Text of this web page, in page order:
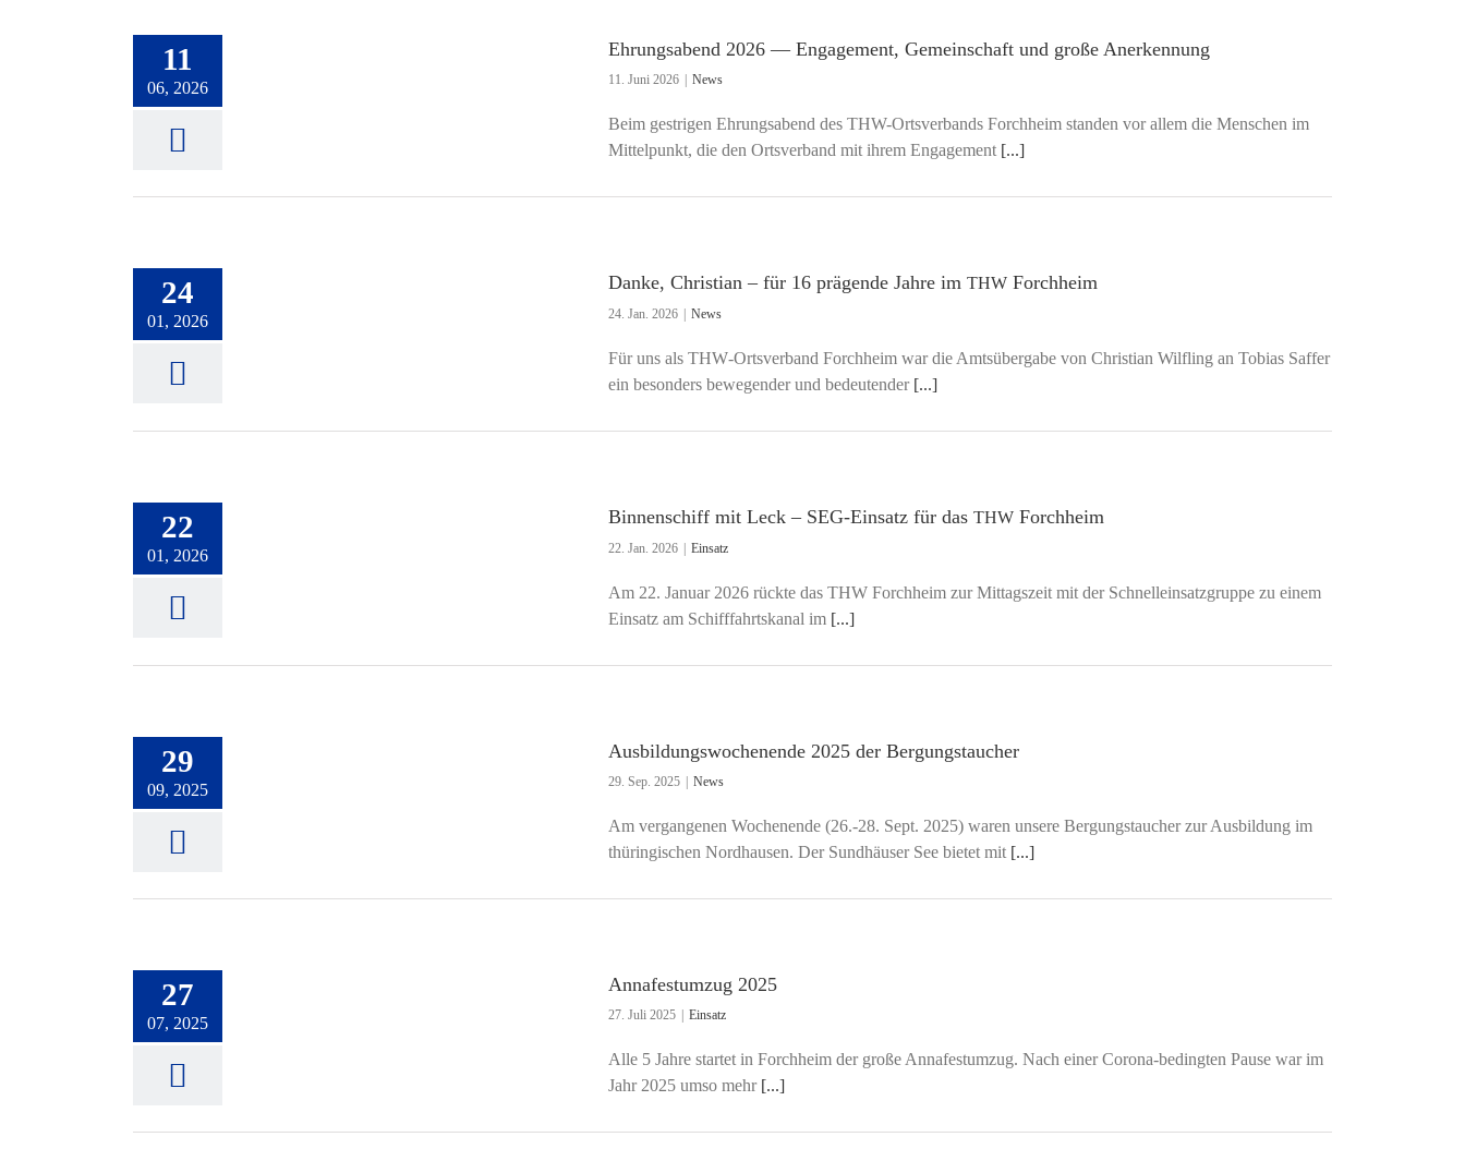
11
06, 2026
Ehrungsabend 2026 — Engagement, Gemeinschaft und große Anerkennung
11. Juni 2026 News
Beim gestrigen Ehrungsabend des THW-Ortsverbands Forchheim standen vor allem die Menschen im
Mittelpunkt, die den Ortsverband mit ihrem Engagement [...]
24
01, 2026
Danke, Christian – für 16 prägende Jahre im THW Forchheim
24. Jan. 2026 News
Für uns als THW‑Ortsverband Forchheim war die Amtsübergabe von Christian Wilfling an Tobias Saffer
ein besonders bewegender und bedeutender [...]
22
01, 2026
Binnenschiff mit Leck – SEG-Einsatz für das THW Forchheim
22. Jan. 2026 Einsatz
Am 22. Januar 2026 rückte das THW Forchheim zur Mittagszeit mit der Schnelleinsatzgruppe zu einem
Einsatz am Schifffahrtskanal im [...]
29
09, 2025
Ausbildungswochenende 2025 der Bergungstaucher
29. Sep. 2025 News
Am vergangenen Wochenende (26.-28. Sept. 2025) waren unsere Bergungstaucher zur Ausbildung im
thüringischen Nordhausen. Der Sundhäuser See bietet mit [...]
27
07, 2025
Annafestumzug 2025
27. Juli 2025 Einsatz
Alle 5 Jahre startet in Forchheim der große Annafestumzug. Nach einer Corona-bedingten Pause war im
Jahr 2025 umso mehr [...]